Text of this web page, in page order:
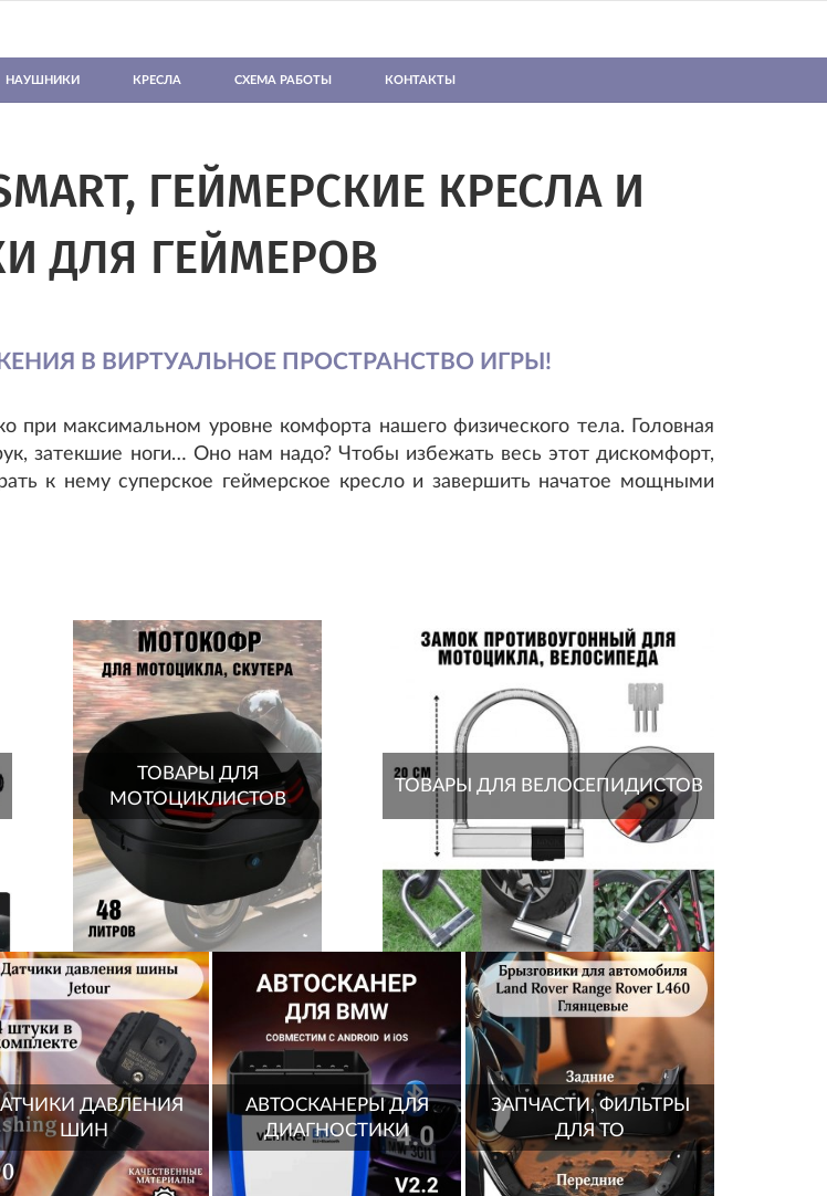
НАУШНИКИ КРЕСЛА СХЕМА РАБОТЫ КОНТАКТЫ
ГЕЙМЕРСКИЕ КРЕСЛА И
ДЛЯ ГЕЙМЕРОВ
В ВИРТУАЛЬНОЕ ПРОСТРАНСТВО ИГРЫ!
при максимальном уровне комфорта нашего физического тела. Головная
затекшие ноги… Оно нам надо? Чтобы избежать весь этот дискомфорт,
к нему суперское геймерское кресло и завершить начатое мощными
ТОВАРЫ ДЛЯ
МОТОЦИКЛИСТОВ
ТОВАРЫ ДЛЯ ВЕЛОСЕПИДИСТОВ
ДАВЛЕНИЯ
ШИН
АВТОСКАНЕРЫ ДЛЯ
ДИАГНОСТИКИ
ЗАПЧАСТИ, ФИЛЬТРЫ
ДЛЯ ТО